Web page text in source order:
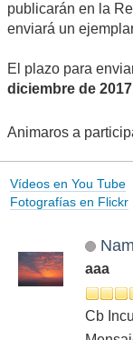
publicarán en la
enviará un
El plazo para
diciembre de
Animaros a
Vídeos en You Tube
Fotografías en Flickr
aaa
Cb